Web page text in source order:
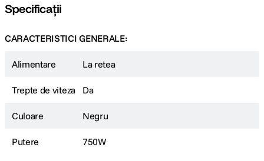
Specificații
CARACTERISTICI GENERALE:
Alimentare La retea
Trepte de viteza Da
Culoare Negru
Putere 750W